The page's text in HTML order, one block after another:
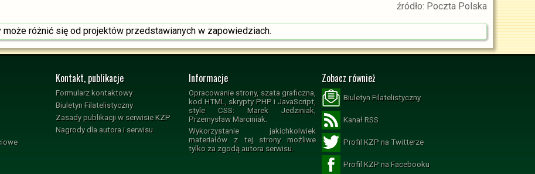
źródło: Poczta Polska
różnić się od projektów przedstawianych w zapowiedziach.
Kontakt, publikacje
Formularz kontaktowy
Biuletyn Filatelistyczny
Zasady publikacji w serwisie KZP
Nagrody dla autora i serwisu
Informacje
Opracowanie strony, szata graficzna,
kod HTML, skrypty PHP i JavaScript,
style CSS: Marek Jedziniak,
Przemysław Marciniak.
Wykorzystanie jakichkolwiek
materiałów z tej strony możliwe
tylko za zgodą autora serwisu.
Zobacz również
Biuletyn Filatelistyczny
Kanał RSS
Profil KZP na Twitterze
Profil KZP na Facebooku